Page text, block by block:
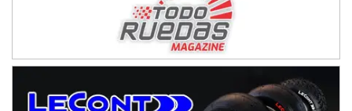
José Samuel Sánchez (Tierra)
TUCUMANO - F5
El Timbó (Tucumán)